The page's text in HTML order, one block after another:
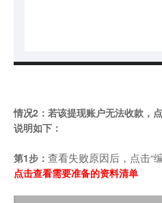
情况2：若该提现账户无法收款，
说明如下：
第1步： 查看失败原因后，点击“
点击查看需要准备的资料清单